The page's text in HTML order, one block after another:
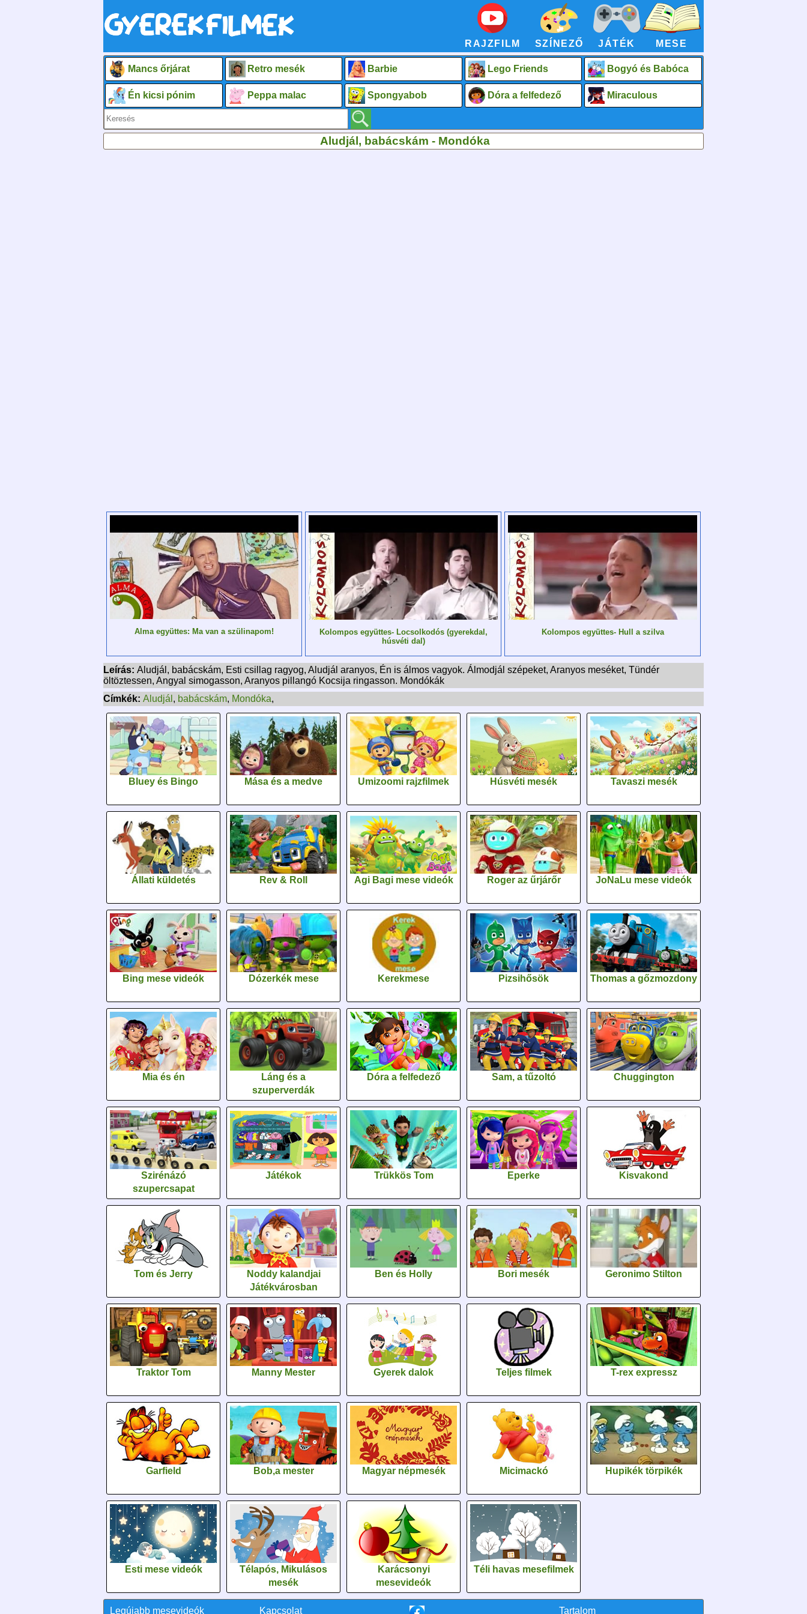
RAJZFILM SZÍNEZŐ JÁTÉK MESE
Mancs őrjárat Retro mesék Barbie Lego Friends Bogyó és Babóca
Én kicsi pónim Peppa malac Spongyabob Dóra a felfedező Miraculous
Aludjál, babácskám - Mondóka
Alma együttes: Ma van a szülinapom!
Kolompos együttes- Locsolkodós (gyerekdal,
húsvéti dal)
Kolompos együttes- Hull a szilva
Leírás: Aludjál, babácskám, Esti csillag ragyog, Aludjál aranyos, Én is álmos vagyok. Álmodjál szépeket, Aranyos meséket, Tündér
öltöztessen, Angyal simogasson, Aranyos pillangó Kocsija ringasson. Mondókák
Címkék: Aludjál , babácskám, Mondóka,
Bluey és Bingo Mása és a medve Umizoomi rajzfilmek Húsvéti mesék Tavaszi mesék
Állati küldetés Rev & Roll Agi Bagi mese videók Roger az űrjárőr JoNaLu mese videók
Bing mese videók Dózerkék mese Kerekmese Pizsihősök Thomas a gőzmozdony
Mia és én
Láng és a
szuperverdák
Dóra a felfedező Sam, a tűzoltó Chuggington
Szirénázó
szupercsapat
Játékok Trükkös Tom Eperke Kisvakond
Tom és Jerry
Noddy kalandjai
Játékvárosban
Ben és Holly Bori mesék Geronimo Stilton
Traktor Tom Manny Mester Gyerek dalok Teljes filmek T-rex expressz
Garfield Bob,a mester Magyar népmesék Micimackó Hupikék törpikék
Esti mese videók
Télapós, Mikulásos
mesék
Karácsonyi
mesevideók
Téli havas mesefilmek
Legújabb mesevideók Kapcsolat Tartalom